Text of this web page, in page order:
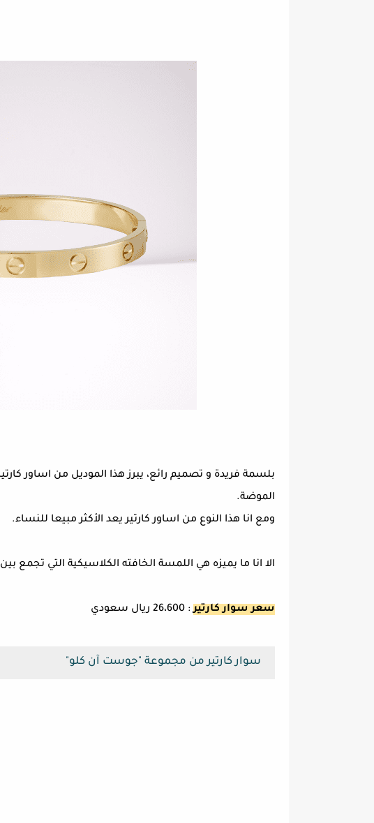
بلسمة فريدة و تصميم رائع، يبرز هذا الموديل من اساور
الموضة.
ومع انا هذا النوع من اساور كارتير يعد الأكثر مبيعا للنساء.
الا انا ما يميزه هي اللمسة الخافته الكلاسيكية التي تجمع بين
سعر سوار كارتير: 26،600 ريال سعودي
سوار كارتير من مجموعة "جوست آن كلو"